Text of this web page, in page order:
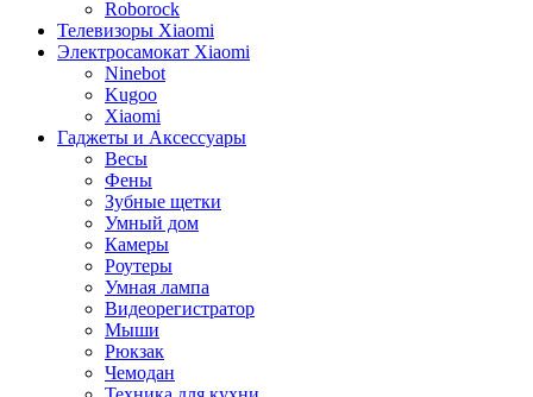
Roborock
Телевизоры Xiaomi
Электросамокат Xiaomi
Ninebot
Kugoo
Xiaomi
Гаджеты и Аксессуары
Весы
Фены
Зубные щетки
Умный дом
Камеры
Роутеры
Умная лампа
Видеорегистратор
Мыши
Рюкзак
Чемодан